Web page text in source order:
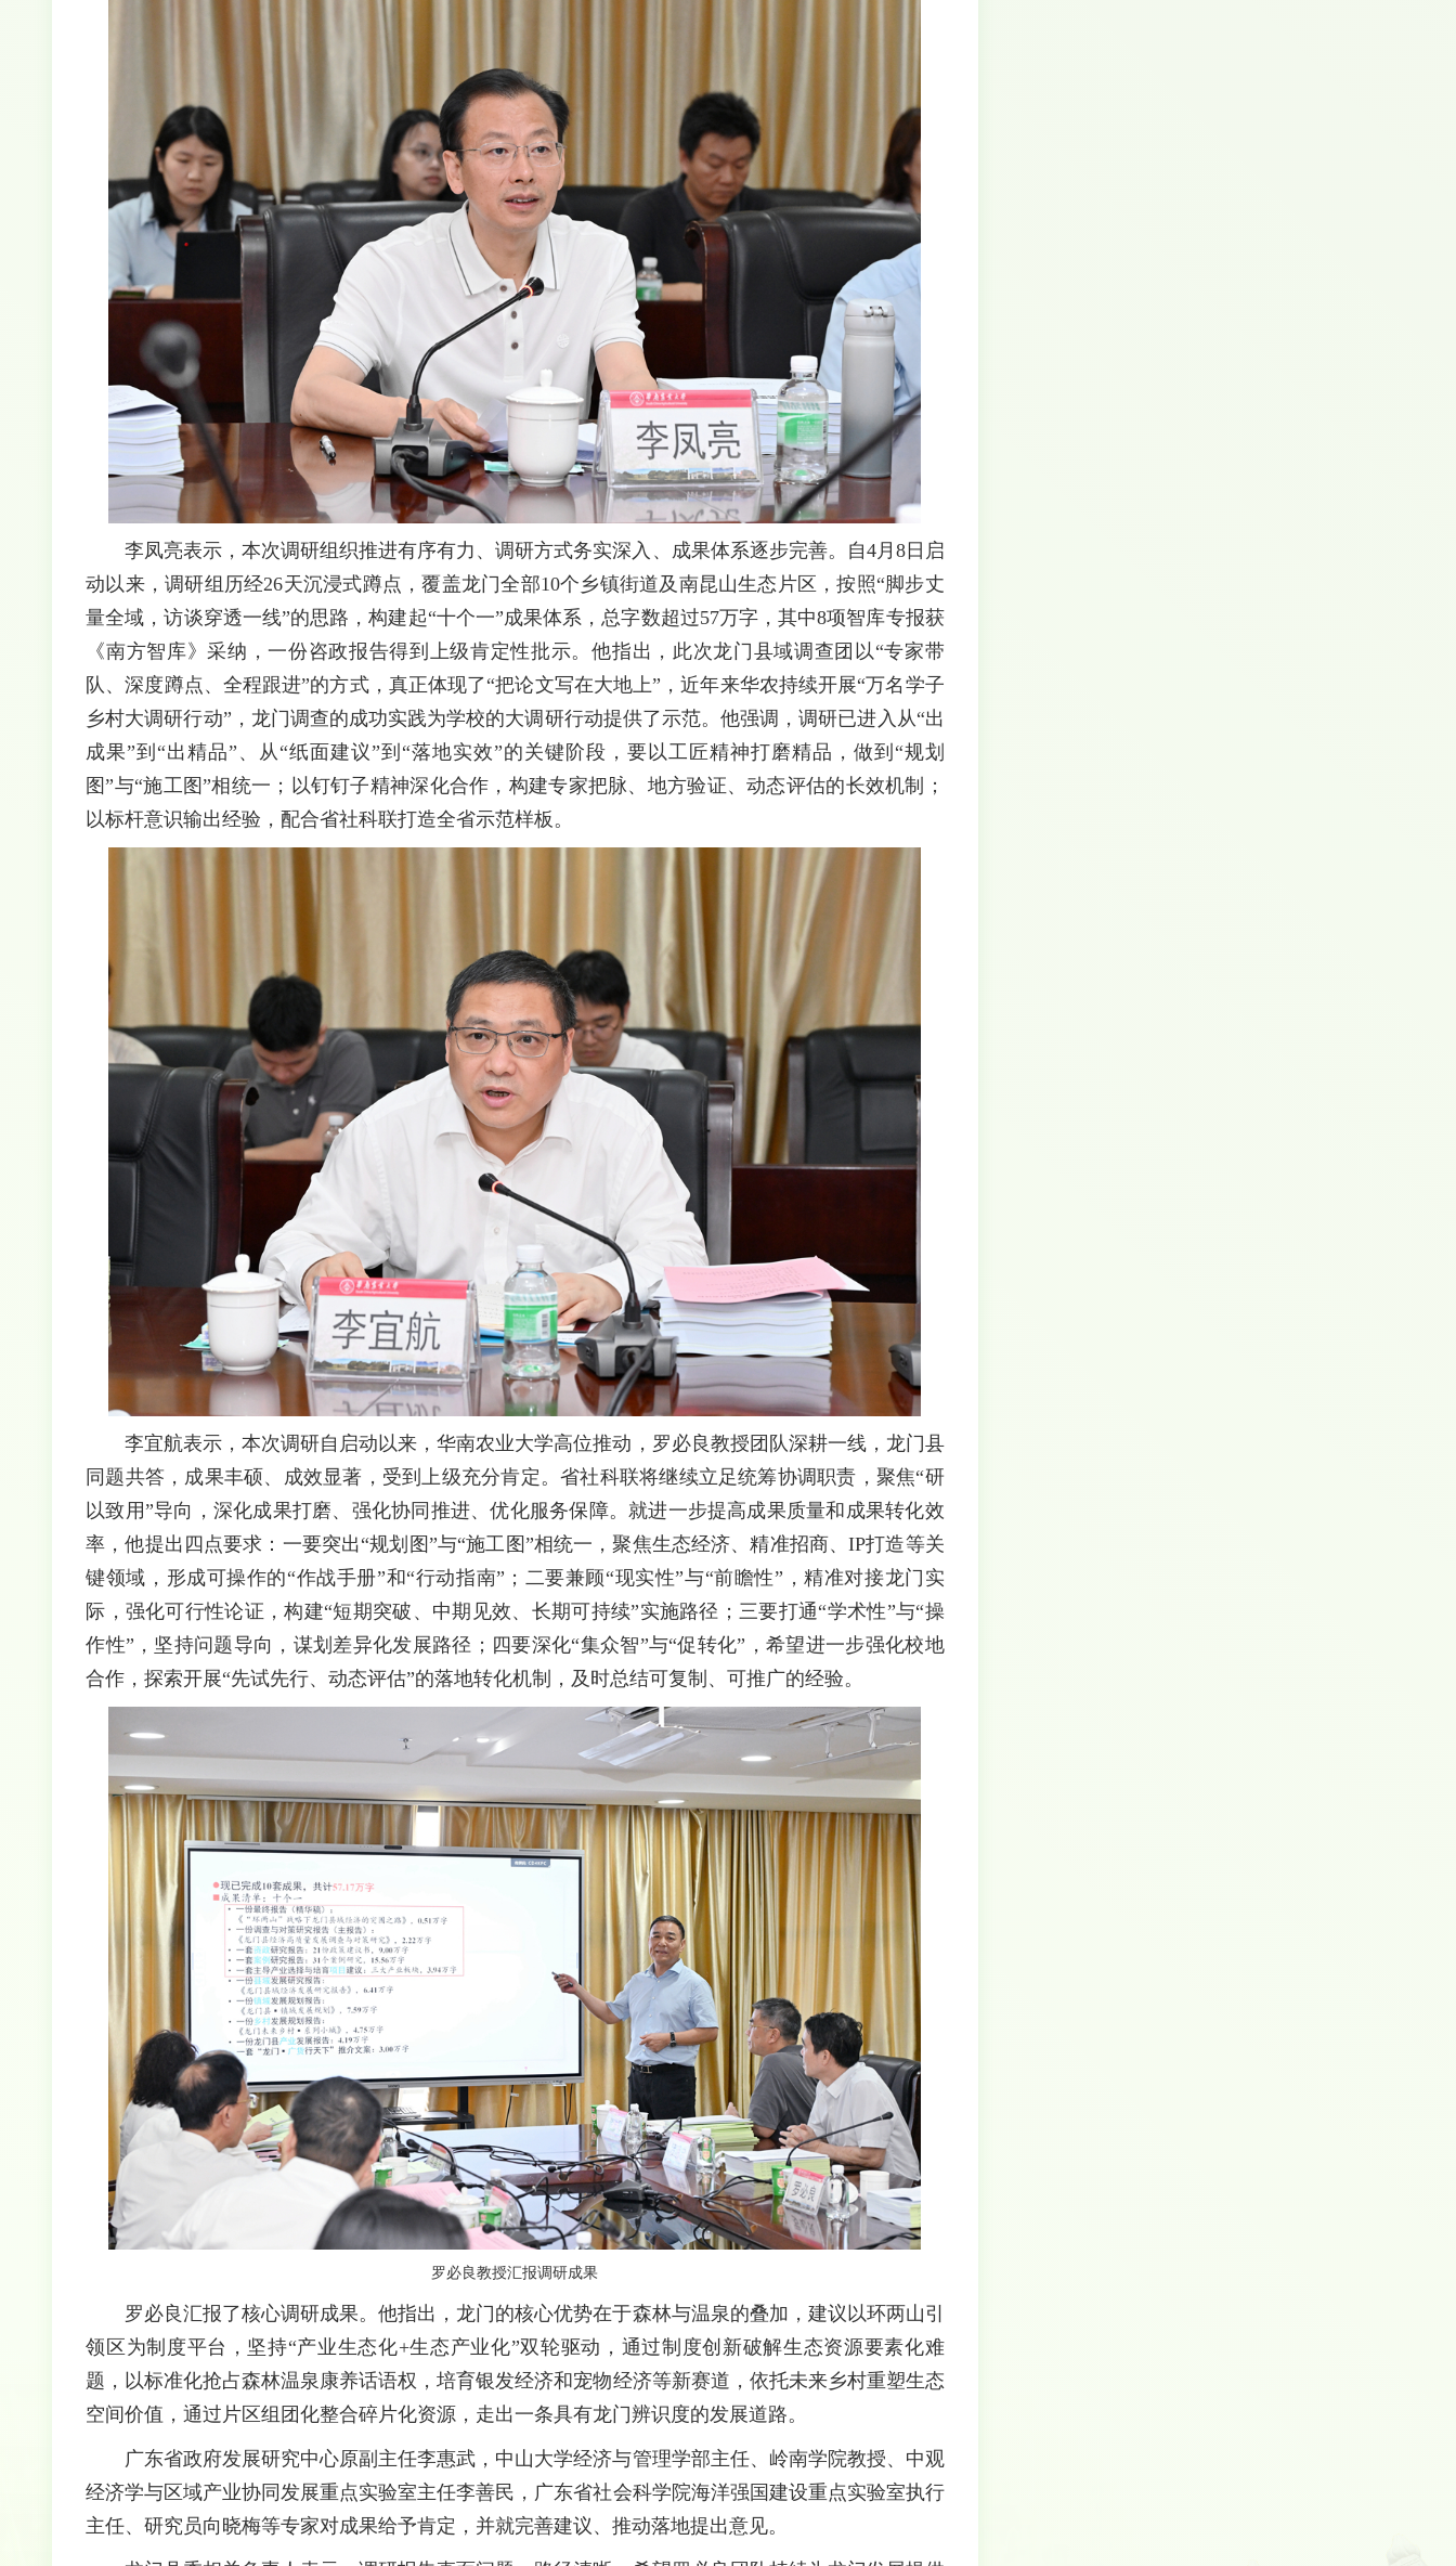
李凤亮表示，本次调研组织推进有序有力、调研方式务实深入、成果体系逐步完善。自4月8日启
动以来，调研组历经26天沉浸式蹲点，覆盖龙门全部10个乡镇街道及南昆山生态片区，按照“脚步丈
量全域，访谈穿透一线”的思路，构建起“十个一”成果体系，总字数超过57万字，其中8项智库专报获
《南方智库》采纳，一份咨政报告得到上级肯定性批示。他指出，此次龙门县域调查团以“专家带
队、深度蹲点、全程跟进”的方式，真正体现了“把论文写在大地上”，近年来华农持续开展“万名学子
乡村大调研行动”，龙门调查的成功实践为学校的大调研行动提供了示范。他强调，调研已进入从“出
成果”到“出精品”、从“纸面建议”到“落地实效”的关键阶段，要以工匠精神打磨精品，做到“规划
图”与“施工图”相统一；以钉钉子精神深化合作，构建专家把脉、地方验证、动态评估的长效机制；
以标杆意识输出经验，配合省社科联打造全省示范样板。
李宜航表示，本次调研自启动以来，华南农业大学高位推动，罗必良教授团队深耕一线，龙门县
同题共答，成果丰硕、成效显著，受到上级充分肯定。省社科联将继续立足统筹协调职责，聚焦“研
以致用”导向，深化成果打磨、强化协同推进、优化服务保障。就进一步提高成果质量和成果转化效
率，他提出四点要求：一要突出“规划图”与“施工图”相统一，聚焦生态经济、精准招商、IP打造等关
键领域，形成可操作的“作战手册”和“行动指南”；二要兼顾“现实性”与“前瞻性”，精准对接龙门实
际，强化可行性论证，构建“短期突破、中期见效、长期可持续”实施路径；三要打通“学术性”与“操
作性”，坚持问题导向，谋划差异化发展路径；四要深化“集众智”与“促转化”，希望进一步强化校地
合作，探索开展“先试先行、动态评估”的落地转化机制，及时总结可复制、可推广的经验。
罗必良教授汇报调研成果
罗必良汇报了核心调研成果。他指出，龙门的核心优势在于森林与温泉的叠加，建议以环两山引
领区为制度平台，坚持“产业生态化+生态产业化”双轮驱动，通过制度创新破解生态资源要素化难
题，以标准化抢占森林温泉康养话语权，培育银发经济和宠物经济等新赛道，依托未来乡村重塑生态
空间价值，通过片区组团化整合碎片化资源，走出一条具有龙门辨识度的发展道路。
广东省政府发展研究中心原副主任李惠武，中山大学经济与管理学部主任、岭南学院教授、中观
经济学与区域产业协同发展重点实验室主任李善民，广东省社会科学院海洋强国建设重点实验室执行
主任、研究员向晓梅等专家对成果给予肯定，并就完善建议、推动落地提出意见。